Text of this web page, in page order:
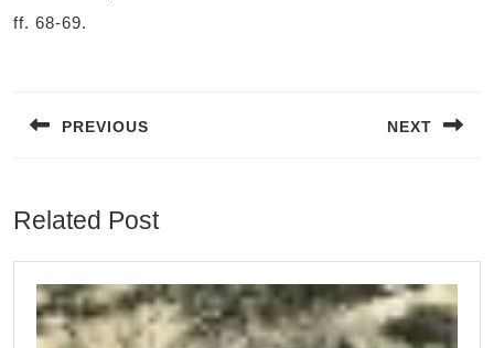
ff. 68-69.
PREVIOUS NEXT
Related Post